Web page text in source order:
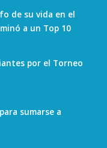
de su vida en el
a un Top 10
por el Torneo
sumarse a